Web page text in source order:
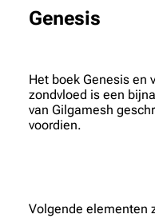
Genesis
Het boek Genesis en
zondvloed is een
van Gilgamesh
voordien.
Volgende elementen